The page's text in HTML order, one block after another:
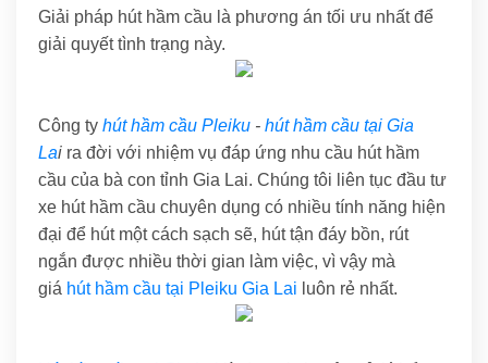
Giải pháp hút hầm cầu là phương án tối ưu nhất để
giải quyết tình trạng này.
Công ty hút hầm cầu Pleiku - hút hầm cầu tại Gia
Lai ra đời với nhiệm vụ đáp ứng nhu cầu hút hầm
cầu của bà con tỉnh Gia Lai. Chúng tôi liên tục đầu tư
xe hút hầm cầu chuyên dụng có nhiều tính năng hiện
đại để hút một cách sạch sẽ, hút tận đáy bồn, rút
ngắn được nhiều thời gian làm việc, vì vậy mà
giá hút hầm cầu tại Pleiku Gia Lai luôn rẻ nhất.